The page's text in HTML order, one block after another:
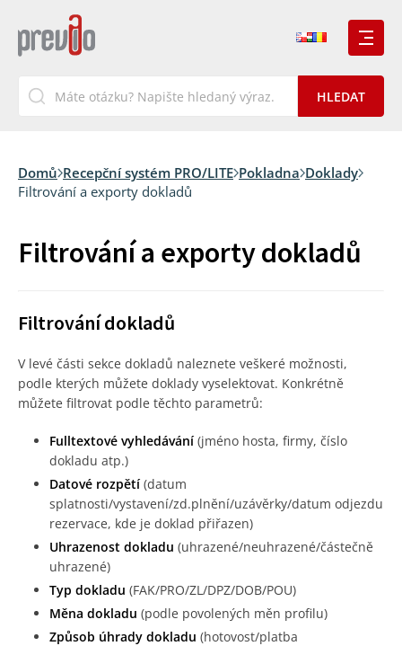
Domů Recepční systém PRO/LITE Pokladna Doklady
Filtrování a exporty dokladů
Filtrování a exporty dokladů
Filtrování dokladů
V levé části sekce dokladů naleznete veškeré možnosti,
podle kterých můžete doklady vyselektovat. Konkrétně
můžete filtrovat podle těchto parametrů:
Fulltextové vyhledávání (jméno hosta, firmy, číslo
dokladu atp.)
Datové rozpětí (datum
splatnosti/vystavení/zd.plnění/uzávěrky/datum odjezdu
rezervace, kde je doklad přiřazen)
Uhrazenost dokladu (uhrazené/neuhrazené/částečně
uhrazené)
Typ dokladu (FAK/PRO/ZL/DPZ/DOB/POU)
Měna dokladu (podle povolených měn profilu)
Způsob úhrady dokladu (hotovost/platba